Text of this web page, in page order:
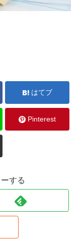
はてブ
Pinterest
する